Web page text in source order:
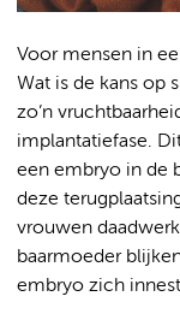
Voor mensen in
Wat is de kans op
zo’n
implantatiefase.
een embryo in de
deze
vrouwen
baarmoeder
embryo zich